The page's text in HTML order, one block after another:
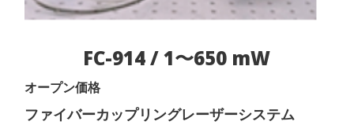
FC-914 / 1〜650 mW
オープン価格
ファイバーカップリングレーザーシステム